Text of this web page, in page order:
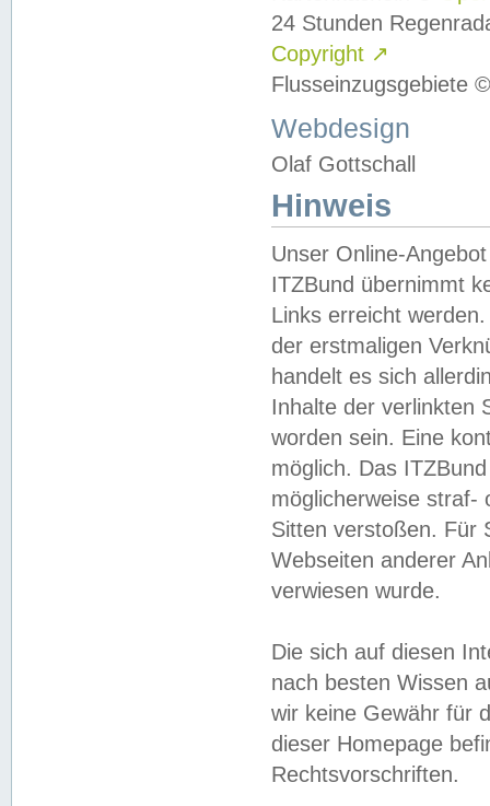
24 Stunden
Copyright ↗
Flusseinzugsgebiete
Webdesign
Olaf Gottschall
Hinweis
Unser Online-
ITZBund übernimmt
Links erreicht
der erstmaligen
handelt es sich
Inhalte der verlinkten
worden sein. Eine
möglich. Das
möglicherweise straf-
Sitten verstoßen. Für
Webseiten anderer
verwiesen wurde.
Die sich auf diesen
nach besten Wissen
wir keine Gewähr für
dieser Homepage
Rechtsvorschriften.